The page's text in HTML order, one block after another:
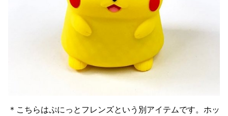
＊こちらはぷにっとフレンズという別アイテムです。ホッ